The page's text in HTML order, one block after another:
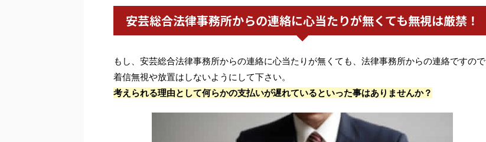
安芸総合法律事務所からの連絡に心当たりが無くても無視は厳禁！
もし、安芸総合法律事務所からの連絡に心当たりが無くても、法律事務所からの連絡ですので
着信無視や放置はしないようにして下さい。
考えられる理由として何らかの支払いが遅れているといった事はありませんか？